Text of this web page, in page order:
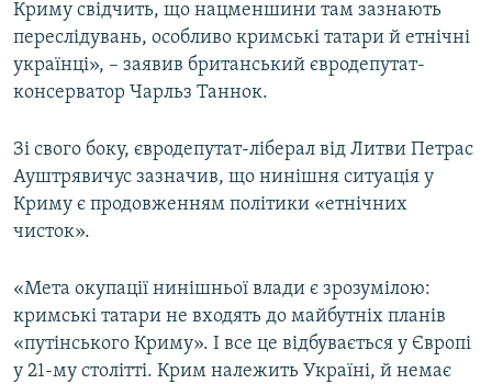
Криму свідчить, що нацменшини там зазнають
переслідувань, особливо кримські татари й етнічні
українці», – заявив британський євродепутат-
консерватор Чарльз Таннок.
Зі свого боку, євродепутат-ліберал від Литви Петрас
Ауштрявичус зазначив, що нинішня ситуація у
Криму є продовженням політики «етнічних
чисток».
«Мета окупації нинішньої влади є зрозумілою:
кримські татари не входять до майбутніх планів
«путінського Криму». І все це відбувається у Європі
у 21-му столітті. Крим належить Україні, й немає